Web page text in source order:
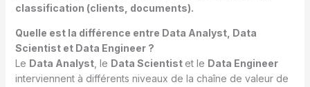
classification (clients, documents).
Quelle est la différence entre Data Analyst, Data
Scientist et Data Engineer ?
Le Data Analyst, le Data Scientist et le Data Engineer
interviennent à différents niveaux de la chaîne de valeur de